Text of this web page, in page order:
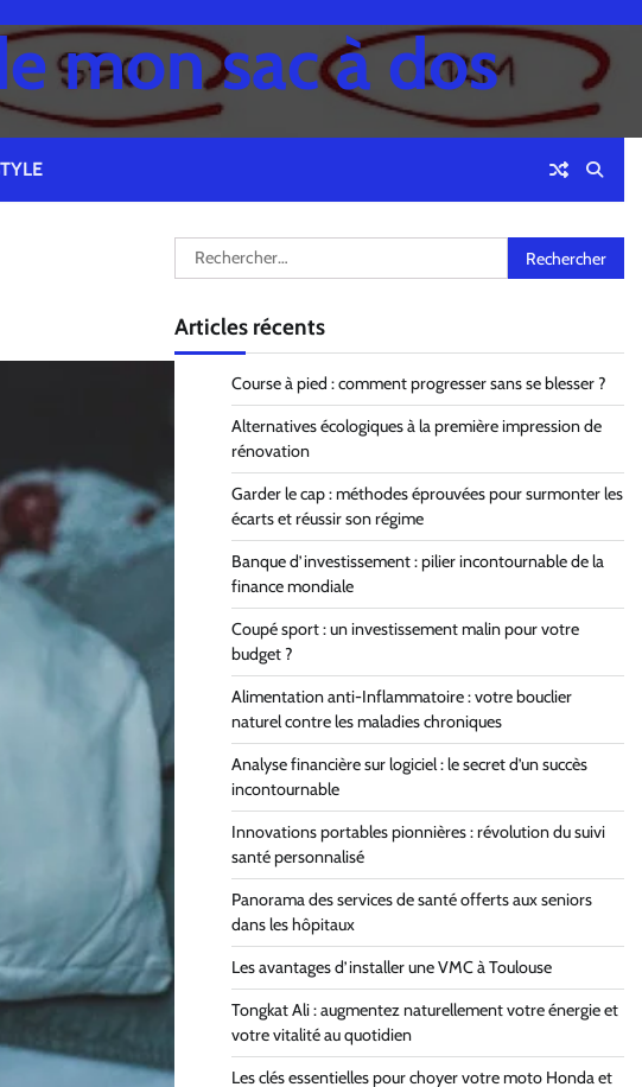
mon sac à dos
Rechercher :
Articles récents
Course à pied : comment progresser sans se blesser ?
Alternatives écologiques à la première impression de
rénovation
Garder le cap : méthodes éprouvées pour surmonter les
écarts et réussir son régime
Banque d’investissement : pilier incontournable de la
finance mondiale
Coupé sport : un investissement malin pour votre
budget ?
Alimentation anti-Inflammatoire : votre bouclier
naturel contre les maladies chroniques
Analyse financière sur logiciel : le secret d’un succès
incontournable
Innovations portables pionnières : révolution du suivi
santé personnalisé
Panorama des services de santé offerts aux seniors
dans les hôpitaux
Les avantages d’installer une VMC à Toulouse
Tongkat Ali : augmentez naturellement votre énergie et
votre vitalité au quotidien
Les clés essentielles pour choyer votre moto Honda et